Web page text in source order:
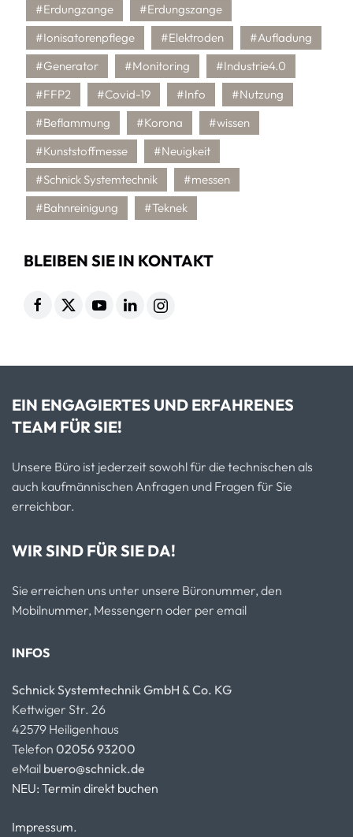
#Erdungzange
#Erdungszange
#Ionisatorenpflege
#Elektroden
#Aufladung
#Generator
#Monitoring
#Industrie4.0
#FFP2
#Covid-19 #Info
#Nutzung
#Beflammung
#Korona
#wissen
#Kunststoffmesse
#Neuigkeit
#Schnick Systemtechnik
#messen
#Bahnreinigung
#Teknek
BLEIBEN SIE IN KONTAKT
EIN ENGAGIERTES UND ERFAHRENES
TEAM FÜR SIE!
Unsere Büro ist jederzeit sowohl für die technischen als
auch kaufmännischen Anfragen und Fragen für Sie
erreichbar.
WIR SIND FÜR SIE DA!
Sie erreichen uns unter unsere Büronummer, den
Mobilnummer, Messengern oder per email
INFOS
Schnick Systemtechnik GmbH & Co. KG
Kettwiger Str. 26
42579 Heiligenhaus
Telefon 02056 93200
eMail buero@schnick.de
NEU: Termin direkt buchen
Impressum.